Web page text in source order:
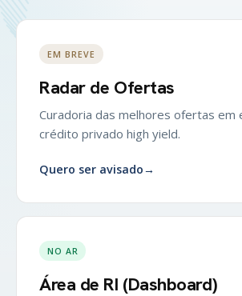
EM BREVE
Radar de Ofertas
Curadoria das melhores ofertas em
crédito privado high yield.
Quero ser avisado→
NO AR
Área de RI (Dashboard)